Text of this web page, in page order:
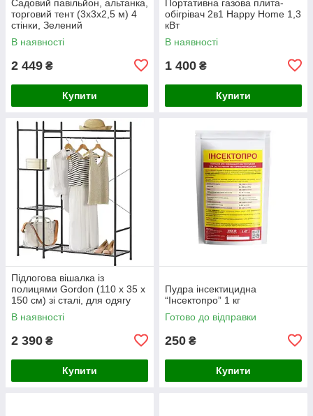
Садовий павільйон, альтанка,
торговий тент (3x3x2,5 м) 4
стінки, Зелений
В наявності
2 449 ₴
Купити
Портативна газова плита-
обігрівач 2в1 Happy Home 1,3
кВт
В наявності
1 400 ₴
Купити
Підлогова вішалка із
полицями Gordon (110 х 35 х
150 см) зі сталі, для одягу
взуття та сумок, Чорний
(Польща)
В наявності
2 390 ₴
Купити
Пудра інсектицидна
“Інсектопро” 1 кг
Готово до відправки
250 ₴
Купити